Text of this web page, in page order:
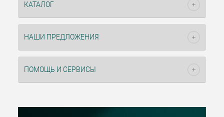
КАТАЛОГ
НАШИ ПРЕДЛОЖЕНИЯ
ПОМОЩЬ И СЕРВИСЫ